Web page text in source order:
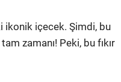
ikonik içecek. Şimdi, bu
zamanı! Peki, bu fıkır